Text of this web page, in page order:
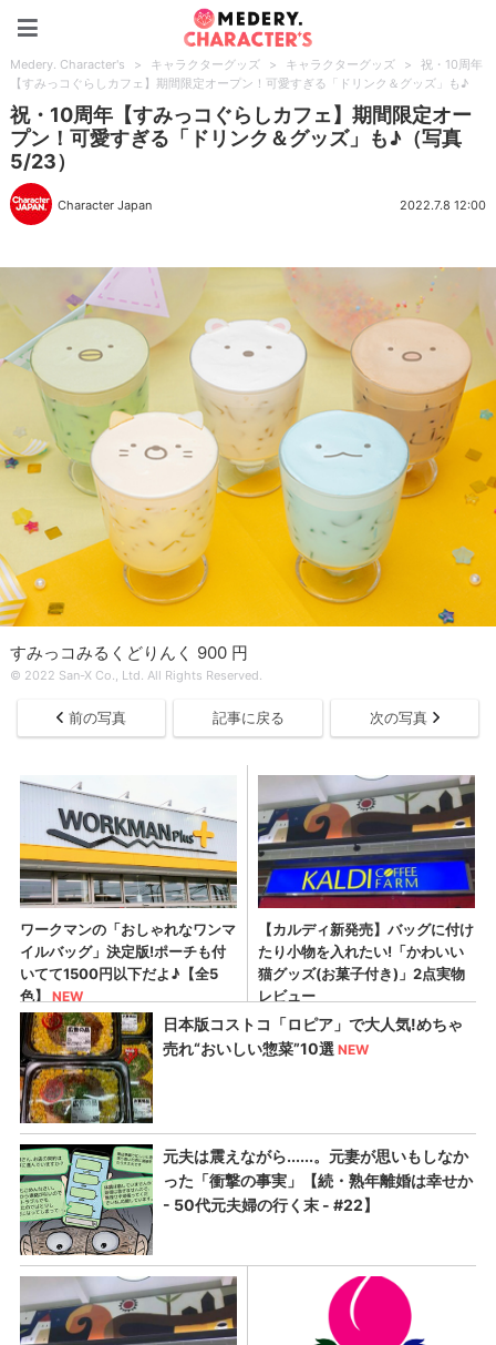
Medery. Character's > キャラクターグッズ > キャラクターグッズ >
祝・10周年
【すみっコぐらしカフェ】期間限定オープン！可愛すぎる「ドリンク＆グッズ」も♪
祝・10周年【すみっコぐらしカフェ】期間限定オー
プン！可愛すぎる「ドリンク＆グッズ」も♪（写真
5/23）
Character Japan 2022.7.8 12:00
すみっコみるくどりんく 900 円
© 2022 San-X Co., Ltd. All Rights Reserved.
前の写真 記事に戻る 次の写真